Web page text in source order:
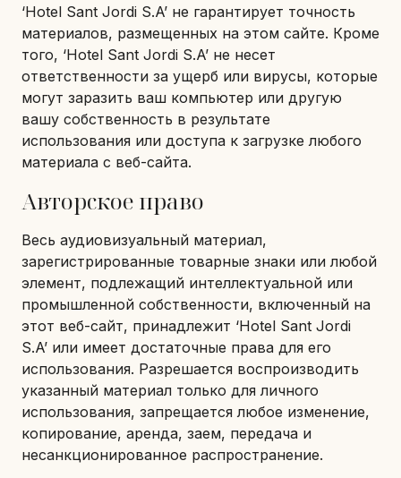
‘Hotel Sant Jordi S.A’ не гарантирует точность
материалов, размещенных на этом сайте. Кроме
того, ‘Hotel Sant Jordi S.A’ не несет
ответственности за ущерб или вирусы, которые
могут заразить ваш компьютер или другую
вашу собственность в результате
использования или доступа к загрузке любого
материала с веб-сайта.
Авторское право
Весь аудиовизуальный материал,
зарегистрированные товарные знаки или любой
элемент, подлежащий интеллектуальной или
промышленной собственности, включенный на
этот веб-сайт, принадлежит ‘Hotel Sant Jordi
S.A’ или имеет достаточные права для его
использования. Разрешается воспроизводить
указанный материал только для личного
использования, запрещается любое изменение,
копирование, аренда, заем, передача и
несанкционированное распространение.